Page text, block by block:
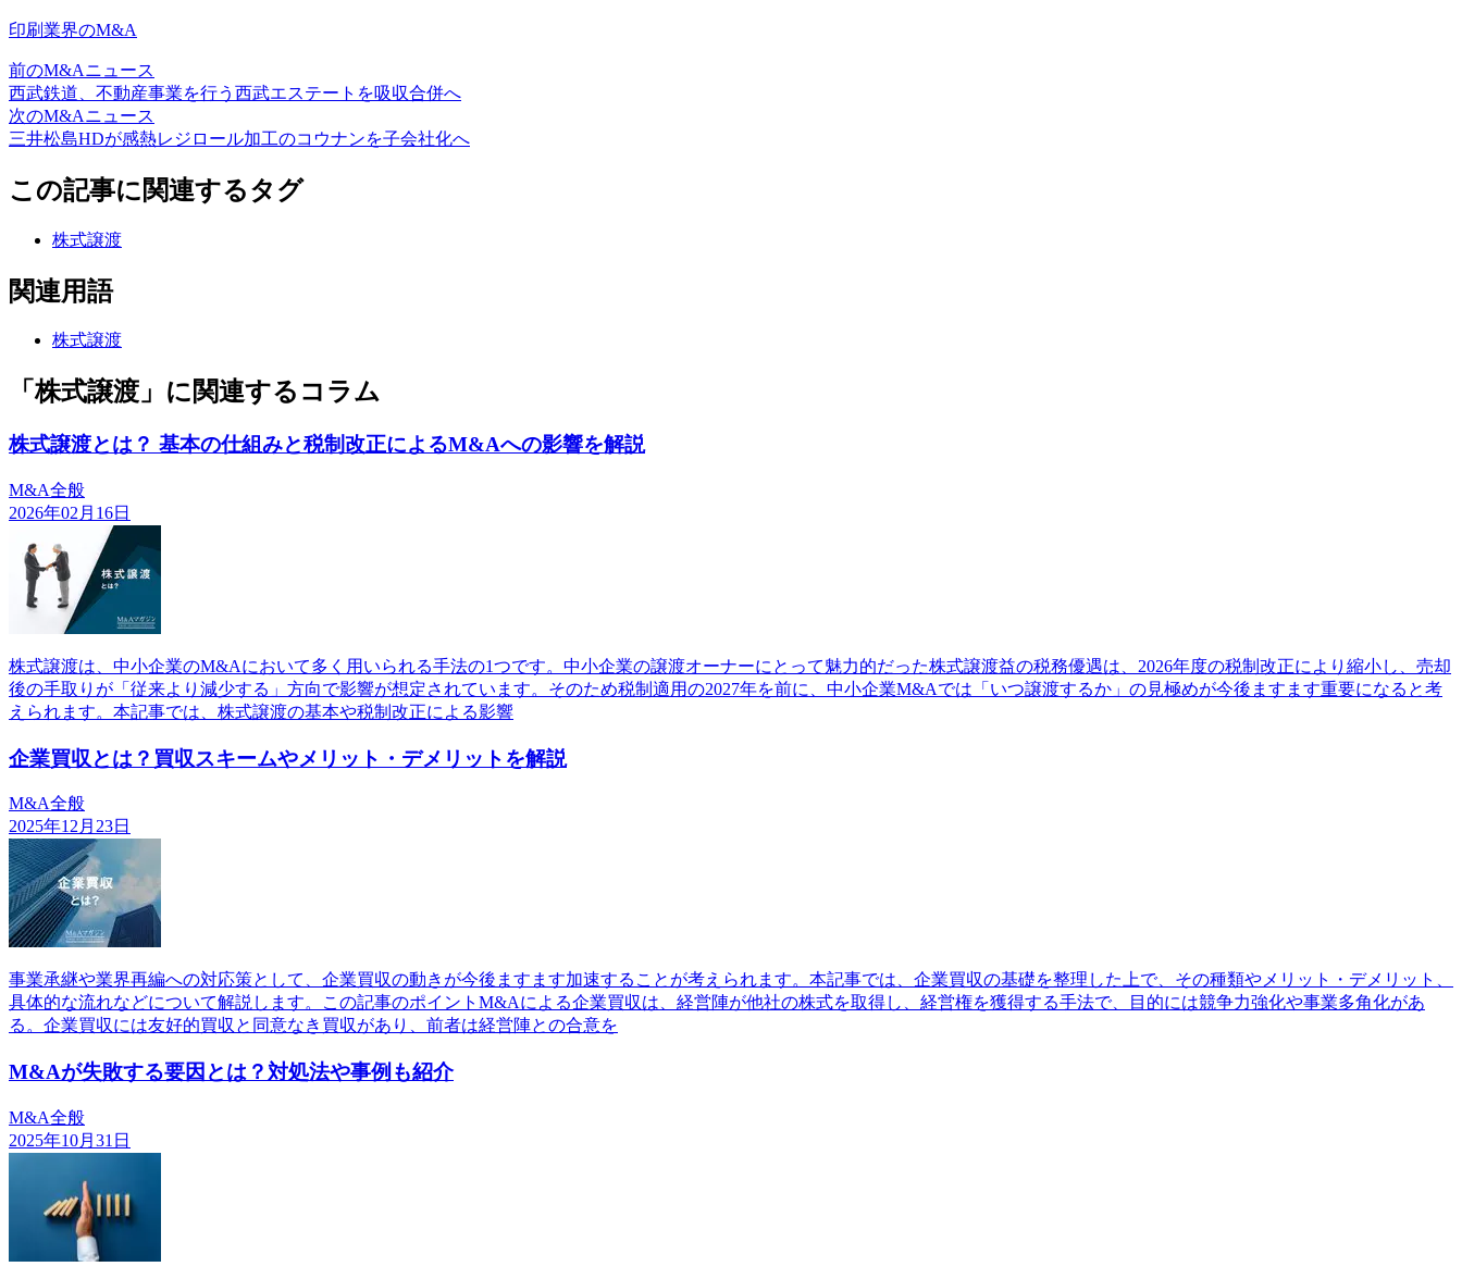
印刷業界のM&A
前のM&Aニュース
西武鉄道、不動産事業を行う西武エステートを吸収合併へ
次のM&Aニュース
三井松島HDが感熱レジロール加工のコウナンを子会社化へ
この記事に関連するタグ
株式譲渡
関連用語
株式譲渡
「株式譲渡」に関連するコラム
株式譲渡とは？ 基本の仕組みと税制改正によるM&Aへの影響を解説
M&A全般
2026年02月16日
株式譲渡は、中小企業のM&Aにおいて多く用いられる手法の1つです。中小企業の譲渡オーナーにとって魅力的だった株式譲渡益の税務優遇は、2026年度の税制改正により縮小し、売却
後の手取りが「従来より減少する」方向で影響が想定されています。そのため税制適用の2027年を前に、中小企業M&Aでは「いつ譲渡するか」の見極めが今後ますます重要になると考
えられます。本記事では、株式譲渡の基本や税制改正による影響
企業買収とは？買収スキームやメリット・デメリットを解説
M&A全般
2025年12月23日
事業承継や業界再編への対応策として、企業買収の動きが今後ますます加速することが考えられます。本記事では、企業買収の基礎を整理した上で、その種類やメリット・デメリット、
具体的な流れなどについて解説します。この記事のポイントM&Aによる企業買収は、経営陣が他社の株式を取得し、経営権を獲得する手法で、目的には競争力強化や事業多角化があ
る。企業買収には友好的買収と同意なき買収があり、前者は経営陣との合意を
M&Aが失敗する要因とは？対処法や事例も紹介
M&A全般
2025年10月31日